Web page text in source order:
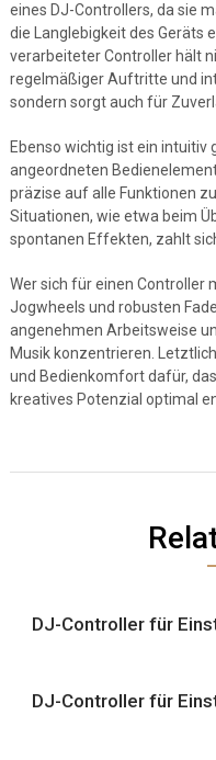
eines DJ-Controllers, da sie
die Langlebigkeit des Geräts
verarbeiteter Controller hält
regelmäßiger Auftritte und
sondern sorgt auch für
Ebenso wichtig ist ein
angeordneten
präzise auf alle Funktionen
Situationen, wie etwa beim
spontanen Effekten, zahlt
Wer sich für einen Controller
Jogwheels und robusten
angenehmen Arbeitsweise
Musik konzentrieren.
und Bedienkomfort dafür,
kreatives Potenzial optimal
DJ-Controller für
DJ-Controller für